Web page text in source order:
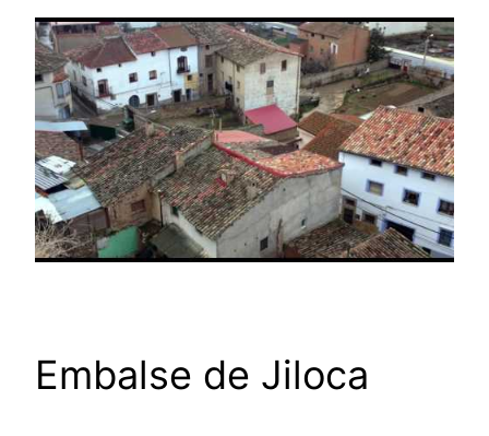
Embalse de Jiloca